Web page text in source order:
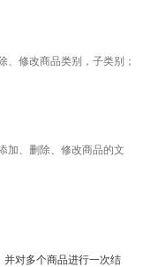
、修改商品类别，子类别 ；
加、删除、修改商品的文
并对多个商品进行一次结